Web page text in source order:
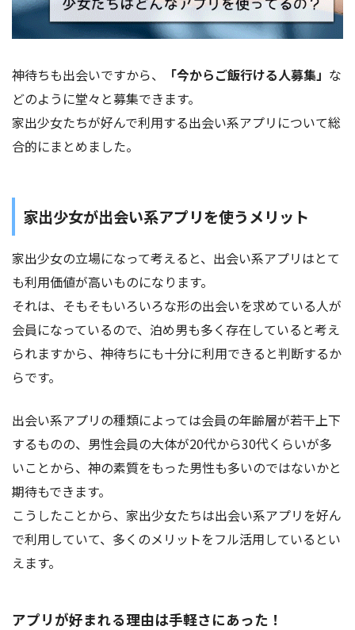
神待ちも出会いですから、 「今からご飯行ける人募集」 な
どのように堂々と募集できます。
家出少女たちが好んで利用する出会い系アプリについて総
合的にまとめました。
家出少女が出会い系アプリを使うメリット
家出少女の立場になって考えると、出会い系アプリはとて
も利用価値が高いものになります。
それは、そもそもいろいろな形の出会いを求めている人が
会員になっているので、泊め男も多く存在していると考え
られますから、神待ちにも十分に利用できると判断するか
らです。
出会い系アプリの種類によっては会員の年齢層が若干上下
するものの、男性会員の大体が20代から30代くらいが多
いことから、神の素質をもった男性も多いのではないかと
期待もできます。
こうしたことから、家出少女たちは出会い系アプリを好ん
で利用していて、多くのメリットをフル活用しているとい
えます。
アプリが好まれる理由は手軽さにあった！